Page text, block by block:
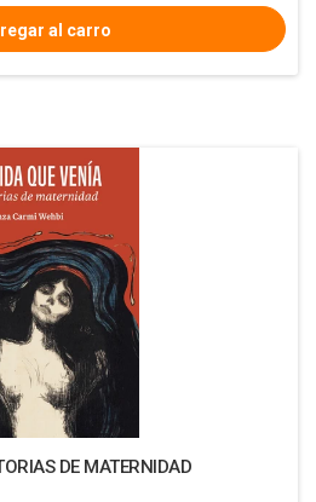
DE MATERNIDAD